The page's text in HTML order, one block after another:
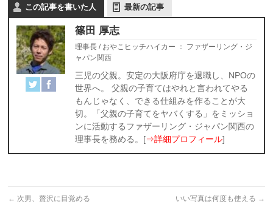
この記事を書いた人 最新の記事
篠田 厚志
理事長 / おやこヒッチハイカー ： ファザーリング・ジ
ャパン関西
三児の父親。安定の大阪府庁を退職し、NPOの
世界へ。 父親の子育てはやれと言われてやる
もんじゃなく、できる仕組みを作ることが大
切。「父親の子育てをヤバくする」をミッショ
ンに活動するファザーリング・ジャパン関西の
理事長を務める。[⇒詳細プロフィール]
← 次男、贅沢に目覚める いい写真は何度も使える →